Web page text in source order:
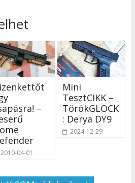
–
2010-04-01
Mini
TesztCIKK –
TörökGLOCK
: Derya DY9
2024-12-29